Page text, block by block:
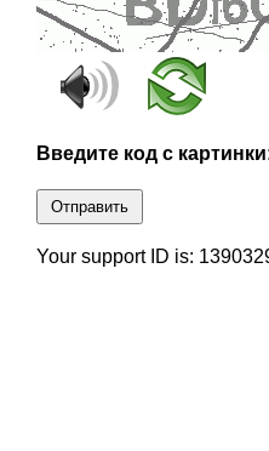
Введите код с
Отправить
Your support ID is: